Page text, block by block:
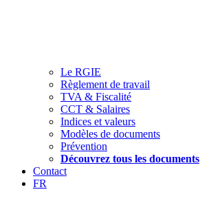
Le RGIE
Règlement de travail
TVA & Fiscalité
CCT & Salaires
Indices et valeurs
Modèles de documents
Prévention
Découvrez tous les documents
Contact
FR